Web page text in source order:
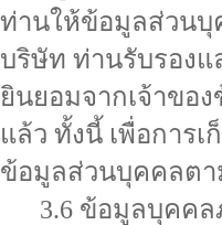
ท่านให้ข้อมูลส่วน
บริษัท ท่านรับรอง
ยินยอมจากเจ้าขอ
แล้ว ทั้งนี้ เพื่อการเ
ข้อมูลส่วนบุคคลต
3.6 ข้อมูลบุคคล